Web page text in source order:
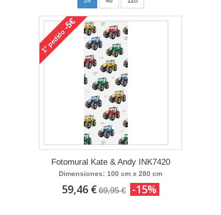
1°
pedido
-5€
Fotomural Kate & Andy INK7420
Dimensiones: 100 cm x 280 cm
59,46 € 69,95 € -15%